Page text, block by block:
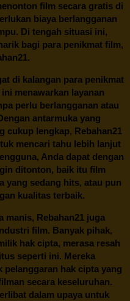
film secara gratis di
biaya berlangganan
Di tengah situasi ini,
bagi para penikmat film,
di kalangan para penikmat
menawarkan layanan
perlu berlangganan atau
antarmuka yang
cukup lengkap, Rebahan21
mencari tahu lebih lanjut
Anda dapat dengan
ditonton, baik itu film
yang sedang hits, atau pun
kualitas terbaik.
manis, Rebahan21juga
film. Banyak pihak,
hak cipta, merasa resah
seperti ini. Mereka
pelanggaran hak cipta yang
secara keseluruhan.
dalam upaya untuk